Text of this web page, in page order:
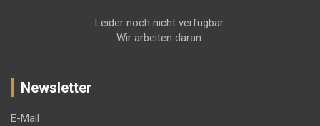
Leider noch nicht verfügbar.
Wir arbeiten daran.
Newsletter
E-Mail